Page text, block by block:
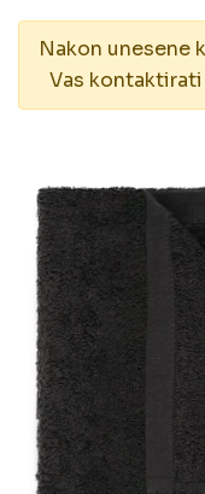
Nakon unesene
Vas